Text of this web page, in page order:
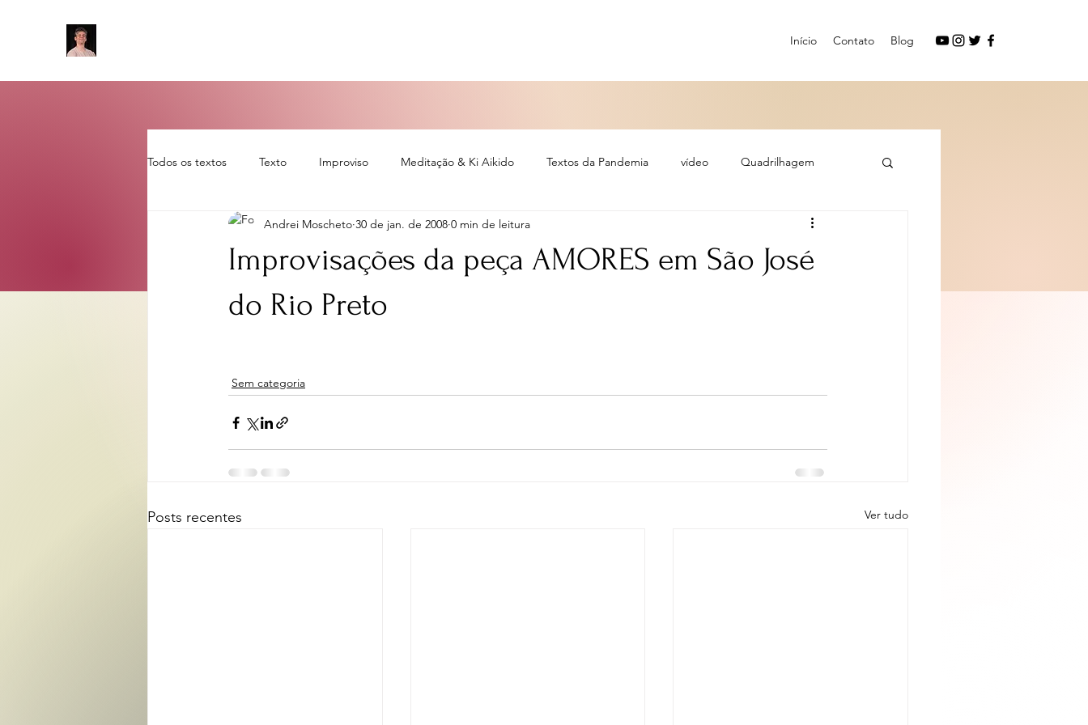
Início Contato Blog
Todos os textos Texto Improviso Meditação & Ki Aikido Textos da Pandemia vídeo Quadrilhagem
Sem categoria artigo roteiro
Improvisações da peça AMORES em São José
do Rio Preto
Andrei Moscheto 30 de jan. de 2008 0 min de leitura
Sem categoria
Posts recentes Ver tudo